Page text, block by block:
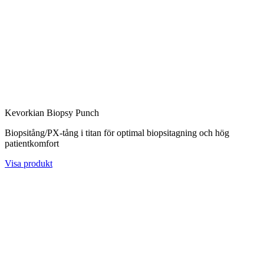
Kevorkian Biopsy Punch
Biopsitång/PX-tång i titan för optimal biopsitagning och hög
patientkomfort
Visa produkt